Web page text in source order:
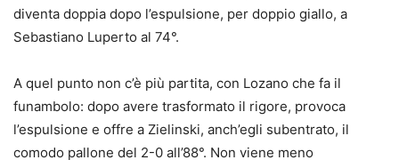
diventa doppia dopo l’espulsione, per doppio giallo, a
Sebastiano Luperto al 74°.
A quel punto non c’è più partita, con Lozano che fa il
funambolo: dopo avere trasformato il rigore, provoca
l’espulsione e offre a Zielinski, anch’egli subentrato, il
comodo pallone del 2-0 all’88°. Non viene meno